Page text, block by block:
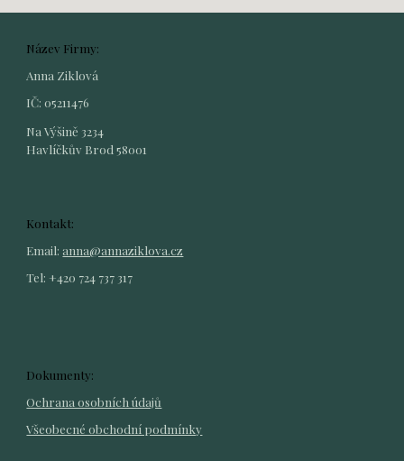
Název Firmy:
Anna Ziklová
IČ: 05211476
Na Výšině 3234
Havlíčkův Brod 58001
Kontakt:
Email: anna@annaziklova.cz
Tel: +420 724 737 317
Dokumenty:
Ochrana osobních údajů
Všeobecné obchodní podmínky